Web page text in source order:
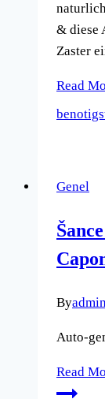
& diese
Zaster
Read
Genel
By
Auto-
Read